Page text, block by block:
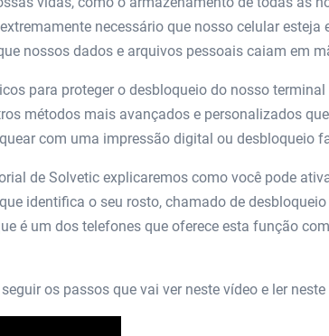
necessário que nosso celular esteja
nossos dados e arquivos pessoais caiam em
para proteger o desbloqueio do nosso
métodos mais avançados e personalizados
com uma impressão digital ou desbloqueio
de Solvetic explicaremos como você pode
identifica o seu rosto, chamado de
é um dos telefones que oferece esta função
os passos que vai ver neste vídeo e ler